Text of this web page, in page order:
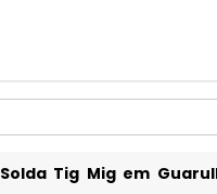
Solda Tig Mig em